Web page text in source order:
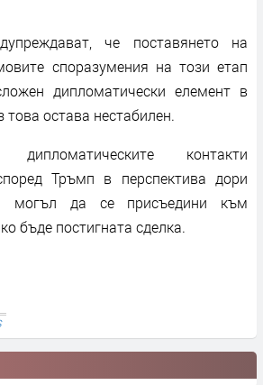
че поставянето на
споразумения на този етап
дипломатически елемент в
това остава нестабилен.
контакти
Тръмп в перспектива дори
могъл да се присъедини към
бъде постигната сделка.